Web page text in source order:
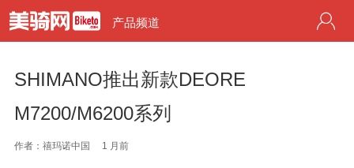
产品频道
SHIMANO推出新款DEORE
M7200/M6200系列
作者：禧玛诺中国 1 月前